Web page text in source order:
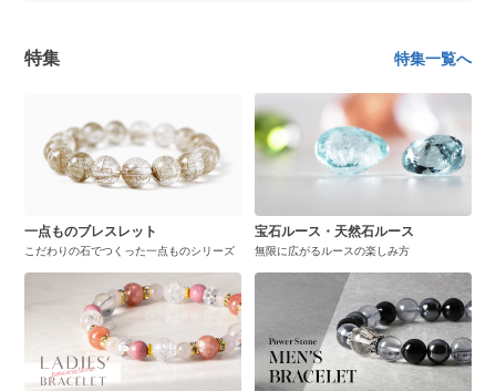
特集 特集一覧へ
一点ものブレスレット
こだわりの石でつくった一点ものシリーズ
宝石ルース・天然石ルース
無限に広がるルースの楽しみ方